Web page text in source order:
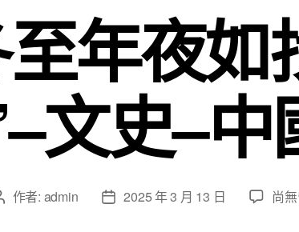
年夜如
文史–
作者: admin
文 2025 年 3 月 13 日
在
尚